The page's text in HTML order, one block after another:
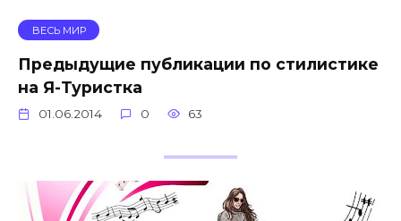
ВЕСЬ МИР
Предыдущие публикации по стилистике
на Я-Туристка
01.06.2014 0 63